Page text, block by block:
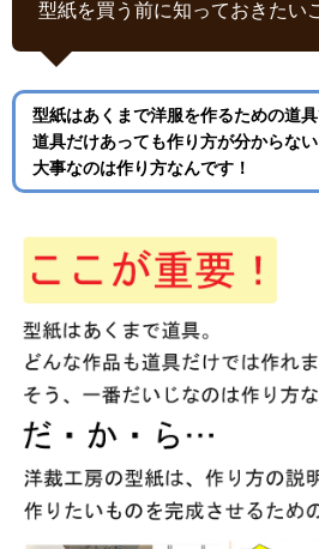
型紙を買う前に知っておきたい
型紙はあくまで洋服を作るための道具
道具だけあっても作り方が分からな
大事なのは作り方なんです！